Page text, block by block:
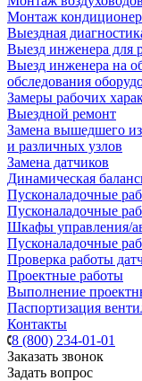
Монтаж
Выездная
Выезд инженера для
Выезд инженера на
обследования
Замеры рабочих
Выездной ремонт
Замена вышедшего из
и различных узлов
Замена датчиков
Динамическая
Пусконаладочные
Пусконаладочные
Шкафы управления/
Пусконаладочные
Проверка работы
Проектные работы
Выполнение
Паспортизация
Контакты
8 (800) 234-01-01
Заказать звонок
Задать вопрос